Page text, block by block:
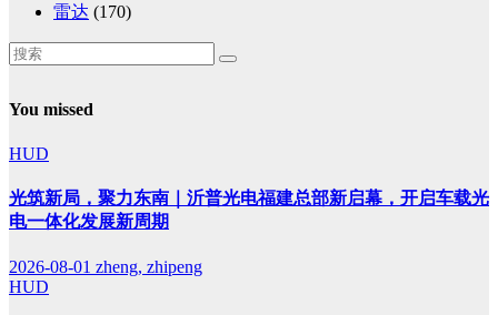
雷达 (170)
You missed
HUD
光筑新局，聚力东南｜沂普光电福建总部新启幕，开启车载光
电一体化发展新周期
2026-08-01 zheng, zhipeng
HUD